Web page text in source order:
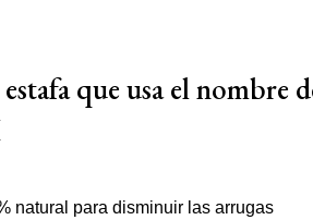
que usa el nombre